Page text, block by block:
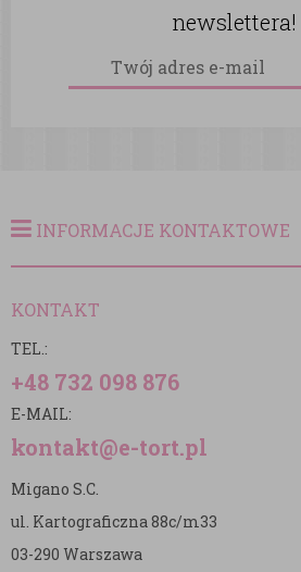
newslettera!
INFORMACJE KONTAKTOWE
KONTAKT
TEL.:
+48 732 098 876
E-MAIL:
kontakt@e-tort.pl
Migano S.C.
ul. Kartograficzna 88c/m33
03-290 Warszawa